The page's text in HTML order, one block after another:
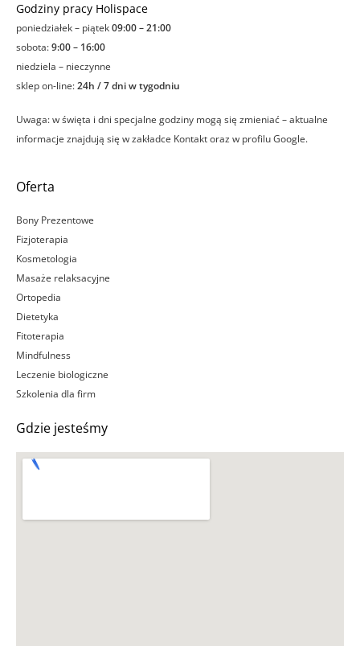
Godziny pracy Holispace
poniedziałek – piątek09:00 – 21:00
sobota:9:00 – 16:00
niedziela – nieczynne
sklep on-line:24h / 7 dni w tygodniu
Uwaga: w święta i dni specjalne godziny mogą się zmieniać – aktualne
informacje znajdują się w zakładce Kontakt oraz w profilu Google.
Oferta
Bony Prezentowe
Fizjoterapia
Kosmetologia
Masaże relaksacyjne
Ortopedia
Dietetyka
Fitoterapia
Mindfulness
Leczenie biologiczne
Szkolenia dla firm
Gdzie jesteśmy